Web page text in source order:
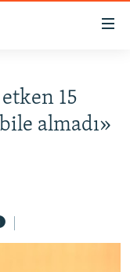
15
almadı»